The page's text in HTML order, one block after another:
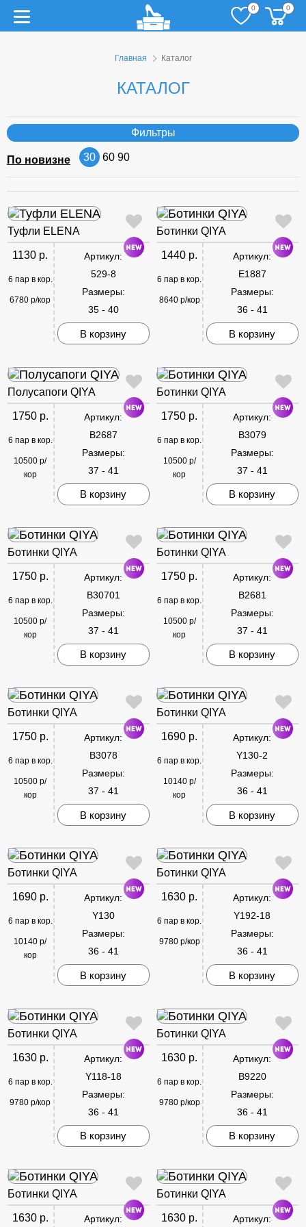
0 0
Главная Каталог
КАТАЛОГ
Фильтры
По новизне 30 60 90
Туфли ELENA
1130 р.
6 пар в кор.
6780 р/кор
Артикул:
529-8
Размеры:
35 - 40
В корзину
Ботинки QIYA
1440 р.
6 пар в кор.
8640 р/кор
Артикул:
E1887
Размеры:
36 - 41
В корзину
Полусапоги QIYA
1750 р.
6 пар в кор.
10500 р/
кор
Артикул:
B2687
Размеры:
37 - 41
В корзину
Ботинки QIYA
1750 р.
6 пар в кор.
10500 р/
кор
Артикул:
B3079
Размеры:
37 - 41
В корзину
Ботинки QIYA
1750 р.
6 пар в кор.
10500 р/
кор
Артикул:
B30701
Размеры:
37 - 41
В корзину
Ботинки QIYA
1750 р.
6 пар в кор.
10500 р/
кор
Артикул:
B2681
Размеры:
37 - 41
В корзину
Ботинки QIYA
1750 р.
6 пар в кор.
10500 р/
кор
Артикул:
B3078
Размеры:
37 - 41
В корзину
Ботинки QIYA
1690 р.
6 пар в кор.
10140 р/
кор
Артикул:
Y130-2
Размеры:
36 - 41
В корзину
Ботинки QIYA
1690 р.
6 пар в кор.
10140 р/
кор
Артикул:
Y130
Размеры:
36 - 41
В корзину
Ботинки QIYA
1630 р.
6 пар в кор.
9780 р/кор
Артикул:
Y192-18
Размеры:
36 - 41
В корзину
Ботинки QIYA
1630 р.
6 пар в кор.
9780 р/кор
Артикул:
Y118-18
Размеры:
36 - 41
В корзину
Ботинки QIYA
1630 р.
6 пар в кор.
9780 р/кор
Артикул:
B9220
Размеры:
36 - 41
В корзину
Ботинки QIYA
1630 р. Артикул:
Ботинки QIYA
1630 р. Артикул: